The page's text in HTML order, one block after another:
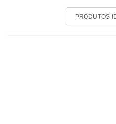
PRODUTOS